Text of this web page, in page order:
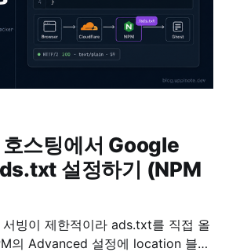
스팅에서 Google
설정하기 (NPM
빙이 제한적이라 ads.txt를 직접 올
의 Advanced 설정에 location 블록